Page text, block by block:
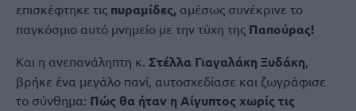
επισκέφτηκε τις πυραμίδες, αμέσως συνέκρινε το
παγκόσμιο αυτό μνημείο με την τύχη της Παπούρας!
Και η ανεπανάληπτη κ. Στέλλα Γιαγαλάκη Ξυδάκη,
βρήκε ένα μεγάλο πανί, αυτοσχεδίασε και ζωγράφισε
το σύνθημα: Πώς θα ήταν η Αίγυπτος χωρίς τις